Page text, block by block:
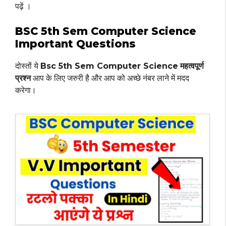
पढ़ें ।
BSC 5th Sem Computer Science
Important Questions
दोस्तों ये Bsc 5th Sem Computer Science महत्वपूर्ण
प्रश्नआप के लिए जरुरी है और आप को अच्छे नंबर लाने में मदद
करेगा।